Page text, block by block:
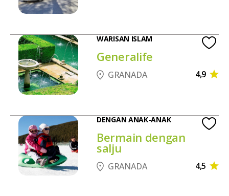
WARISAN ISLAM
Generalife
GRANADA 4,9
DENGAN ANAK-ANAK
Bermain dengan
salju
GRANADA 4,5